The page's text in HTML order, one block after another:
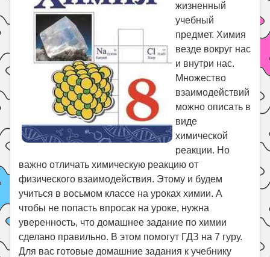
Поиск
жизненный
учебный
предмет. Химия
везде вокруг нас
и внутри нас.
Множество
взаимодействий
можно описать в
виде
химической
реакции. Но
важно отличать химическую реакцию от
физического взаимодействия. Этому и будем
учиться в восьмом классе на уроках химии. А
чтобы не попасть впросак на уроке, нужна
уверенность, что домашнее задание по химии
сделано правильно. В этом помогут ГДЗ на 7 гуру.
Для вас готовые домашние задания к учебнику